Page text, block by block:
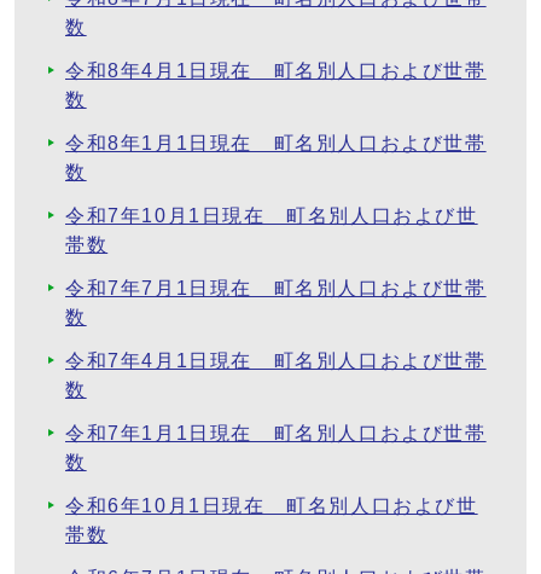
数
令和8年4月1日現在 町名別人口および世帯
数
令和8年1月1日現在 町名別人口および世帯
数
令和7年10月1日現在 町名別人口および世
帯数
令和7年7月1日現在 町名別人口および世帯
数
令和7年4月1日現在 町名別人口および世帯
数
令和7年1月1日現在 町名別人口および世帯
数
令和6年10月1日現在 町名別人口および世
帯数